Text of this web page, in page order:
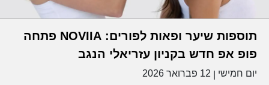
תוספות שיער ופאות לפורים: NOVIIA פתחה
פופ אפ חדש בקניון עזריאלי הנגב
יום חמישי 12 פברואר 2026